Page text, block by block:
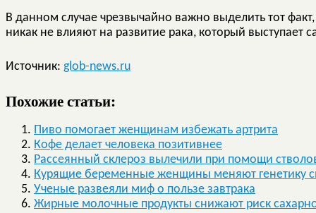
В данном случае чрезвычайно важно выделить тот
никак не влияют на развитие рака, который выступает
Источник: glob-news.ru
Похожие статьи:
Пиво помогает женщинам избежать артрита
Кофе делает человека позитивнее
Рассеянный склероз вылечили при помощи
Курящие беременные женщины меняют генетику
Ученые развеяли миф о пользе завтрака
Жирные молочные продукты снижают риск